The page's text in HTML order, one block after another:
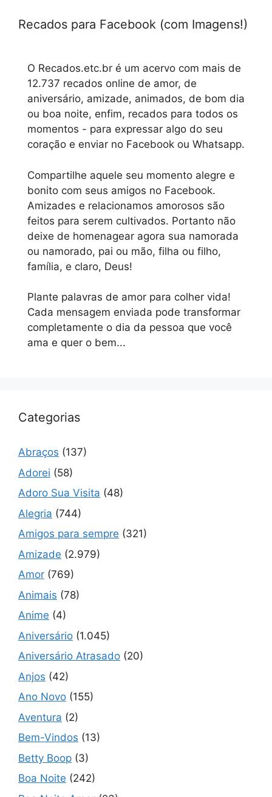
Recados para Facebook (com Imagens!)
O Recados.etc.br é um acervo com mais de
12.737 recados online de amor, de
aniversário, amizade, animados, de bom dia
ou boa noite, enfim, recados para todos os
momentos - para expressar algo do seu
coração e enviar no Facebook ou Whatsapp.
Compartilhe aquele seu momento alegre e
bonito com seus amigos no Facebook.
Amizades e relacionamos amorosos são
feitos para serem cultivados. Portanto não
deixe de homenagear agora sua namorada
ou namorado, pai ou mão, filha ou filho,
família, e claro, Deus!
Plante palavras de amor para colher vida!
Cada mensagem enviada pode transformar
completamente o dia da pessoa que você
ama e quer o bem...
Categorias
Abraços (137)
Adorei (58)
Adoro Sua Visita (48)
Alegria (744)
Amigos para sempre (321)
Amizade (2.979)
Amor (769)
Animais (78)
Anime (4)
Aniversário (1.045)
Aniversário Atrasado (20)
Anjos (42)
Ano Novo (155)
Aventura (2)
Bem-Vindos (13)
Betty Boop (3)
Boa Noite (242)